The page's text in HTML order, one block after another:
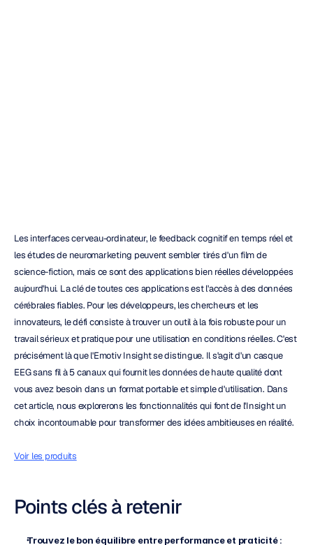
Les interfaces cerveau-ordinateur, le feedback cognitif en temps réel et
les études de neuromarketing peuvent sembler tirés d'un film de
science-fiction, mais ce sont des applications bien réelles développées
aujourd'hui. La clé de toutes ces applications est l'accès à des données
cérébrales fiables. Pour les développeurs, les chercheurs et les
innovateurs, le défi consiste à trouver un outil à la fois robuste pour un
travail sérieux et pratique pour une utilisation en conditions réelles. C'est
précisément là que l'Emotiv Insight se distingue. Il s'agit d'un casque
EEG sans fil à 5 canaux qui fournit les données de haute qualité dont
vous avez besoin dans un format portable et simple d'utilisation. Dans
cet article, nous explorerons les fonctionnalités qui font de l'Insight un
choix incontournable pour transformer des idées ambitieuses en réalité.
Voir les produits
Points clés à retenir
Trouvez le bon équilibre entre performance et praticité :